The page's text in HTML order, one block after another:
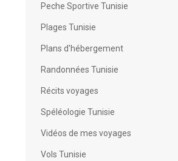
Peche Sportive Tunisie
Plages Tunisie
Plans d'hébergement
Randonnées Tunisie
Récits voyages
Spéléologie Tunisie
Vidéos de mes voyages
Vols Tunisie